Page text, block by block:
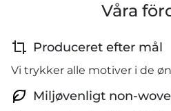
Våra
Produceret efter mål
Vi trykker alle motiver i de
Miljøvenligt non-